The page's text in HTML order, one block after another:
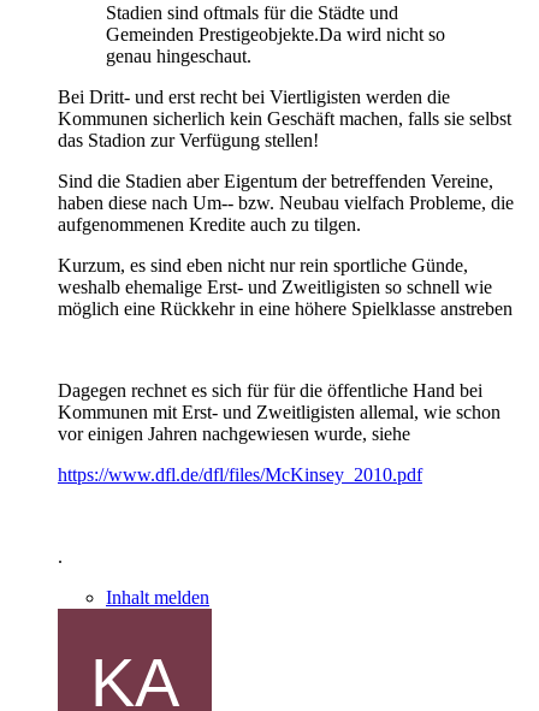
Stadien sind oftmals für die Städte und
Gemeinden Prestigeobjekte.Da wird nicht so
genau hingeschaut.
Bei Dritt- und erst recht bei Viertligisten werden die
Kommunen sicherlich kein Geschäft machen, falls sie selbst
das Stadion zur Verfügung stellen!
Sind die Stadien aber Eigentum der betreffenden Vereine,
haben diese nach Um-- bzw. Neubau vielfach Probleme, die
aufgenommenen Kredite auch zu tilgen.
Kurzum, es sind eben nicht nur rein sportliche Günde,
weshalb ehemalige Erst- und Zweitligisten so schnell wie
möglich eine Rückkehr in eine höhere Spielklasse anstreben
Dagegen rechnet es sich für für die öffentliche Hand bei
Kommunen mit Erst- und Zweitligisten allemal, wie schon
vor einigen Jahren nachgewiesen wurde, siehe
https://www.dfl.de/dfl/files/McKinsey_2010.pdf
.
Inhalt melden